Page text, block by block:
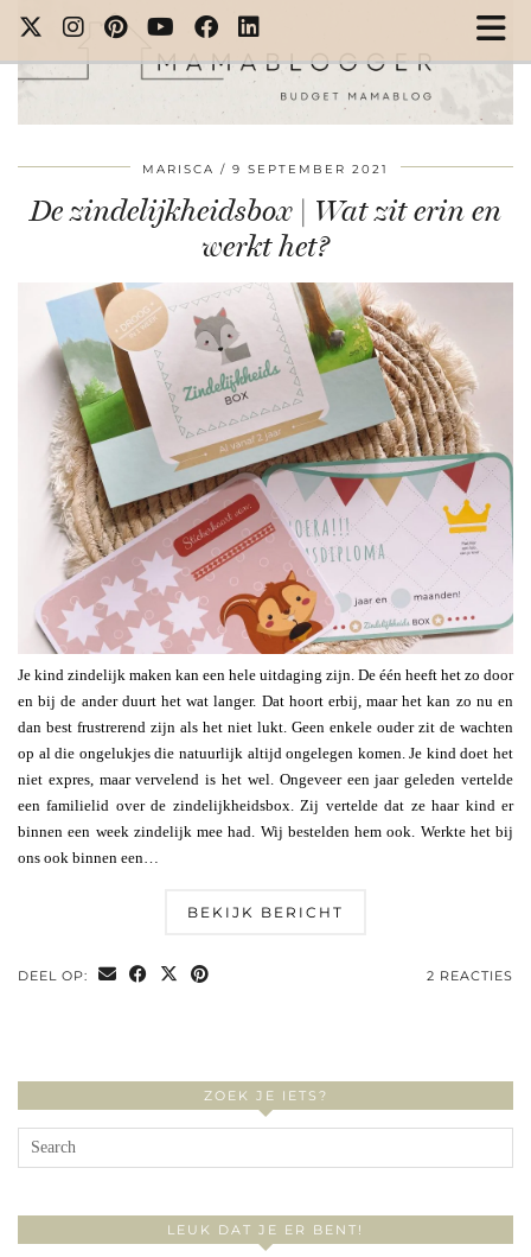
MARISCA 9 SEPTEMBER 2021
De zindelijkheidsbox | Wat zit erin en
werkt het?
Je kind zindelijk maken kan een hele uitdaging zijn. De één heeft het zo door
en bij de ander duurt het wat langer. Dat hoort erbij, maar het kan zo nu en
dan best frustrerend zijn als het niet lukt. Geen enkele ouder zit de wachten
op al die ongelukjes die natuurlijk altijd ongelegen komen. Je kind doet het
niet expres, maar vervelend is het wel. Ongeveer een jaar geleden vertelde
een familielid over de zindelijkheidsbox. Zij vertelde dat ze haar kind er
binnen een week zindelijk mee had. Wij bestelden hem ook. Werkte het bij
ons ook binnen een…
BEKIJK BERICHT
DEEL OP: 2 REACTIES
ZOEK JE IETS?
LEUK DAT JE ER BENT!